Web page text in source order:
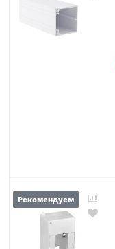
Рекомендуем